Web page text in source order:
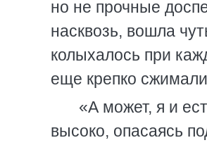
но не прочные
насквозь, вошла
колыхалось при
еще крепко
«А может, я и
высоко, опасаясь